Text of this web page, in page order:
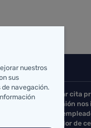
Solicitar cita
Su opinión
Portal
Buscador de
nuestros
sus
de navegación.